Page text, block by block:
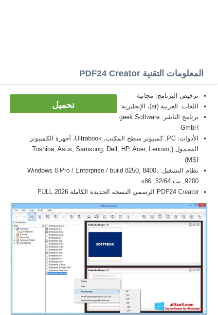
المعلومات التقنية PDF24 Creator
تحميل
ترخيص البرنامج: مجانية
اللغات: العربية (ar)، الإنجليزية
برنامج الناشر: geek Software
GmbH
الأدوات: PC, كمبيوتر سطح المكتب، Ultrabook، أجهزة الكمبيوتر
المحمول (Toshiba, Asus, Samsung, Dell, HP, Acer, Lenovo,
MSI)
نظام التشغيل: Windows 8 Pro / Enterprise / build 8250, 8400,
9200, بت 32/64, x86
PDF24 Creator الرسمي النسخة الجديدة الكاملة FULL 2026